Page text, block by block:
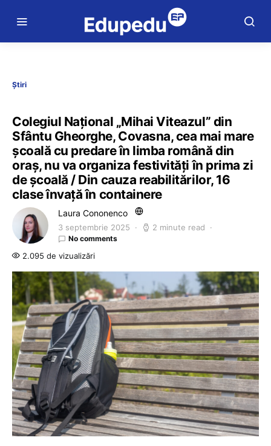
Știri
Colegiul Naţional „Mihai Viteazul” din
Sfântu Gheorghe, Covasna, cea mai mare
școală cu predare în limba română din
oraș, nu va organiza festivități în prima zi
de școală / Din cauza reabilitărilor, 16
clase învață în containere
Laura Cononenco
3 septembrie 2025 2 minute read
No comments
2.095 de vizualizări